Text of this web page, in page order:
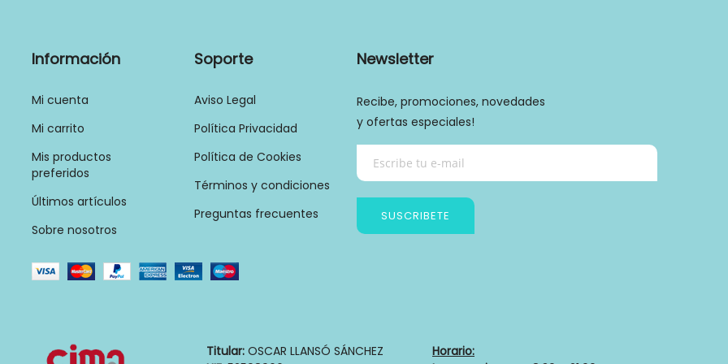
Información
Mi cuenta
Mi carrito
Mis productos
preferidos
Últimos artículos
Sobre nosotros
Soporte
Aviso Legal
Política Privacidad
Política de Cookies
Términos y condiciones
Preguntas frecuentes
Newsletter
Recibe, promociones, novedades
y ofertas especiales!
SUSCRIBETE
Política de privacidad
Titular: OSCAR LLANSÓ SÁNCHEZ
Horario: